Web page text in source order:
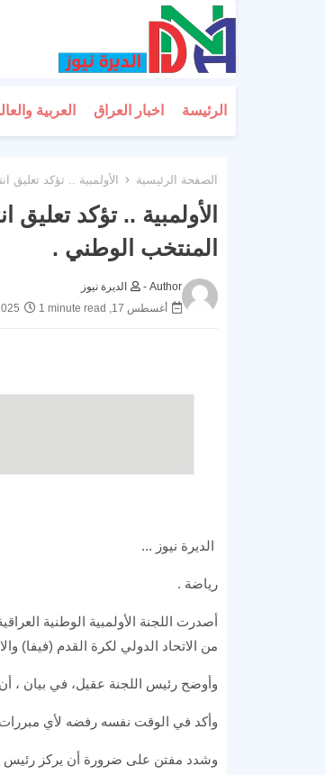
الرئيسة اخبار العراق العربية
الصفحة الرئيسية الأولمبية .. تؤكد
الأولمبية .. تؤكد
المنتخب الوطني .
Author -
الديرة نيوز
أغسطس 17, 2025
1 minute read
الديرة نيوز ...
رياضة .
أصدرت اللجنة الأولمبية الوطنية
من الاتحاد الدولي لكرة القدم (فيفا)
وأوضح رئيس اللجنة عقيل، في بيان ، أن
وأكد في الوقت نفسه رفضه لأي مبررات
وشدد مفتن على ضرورة أن يركز رئيس